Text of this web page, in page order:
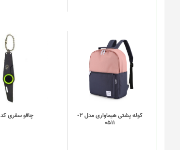
کوله پشتی هیماواری مدل 2-
0511
این
محصول
انواع
مختلفی
می
گزینه
ها
چاقو سفری کد